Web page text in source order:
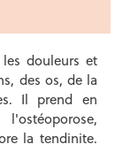
douleurs et
des os, de la
Il prend en
la tendinite.